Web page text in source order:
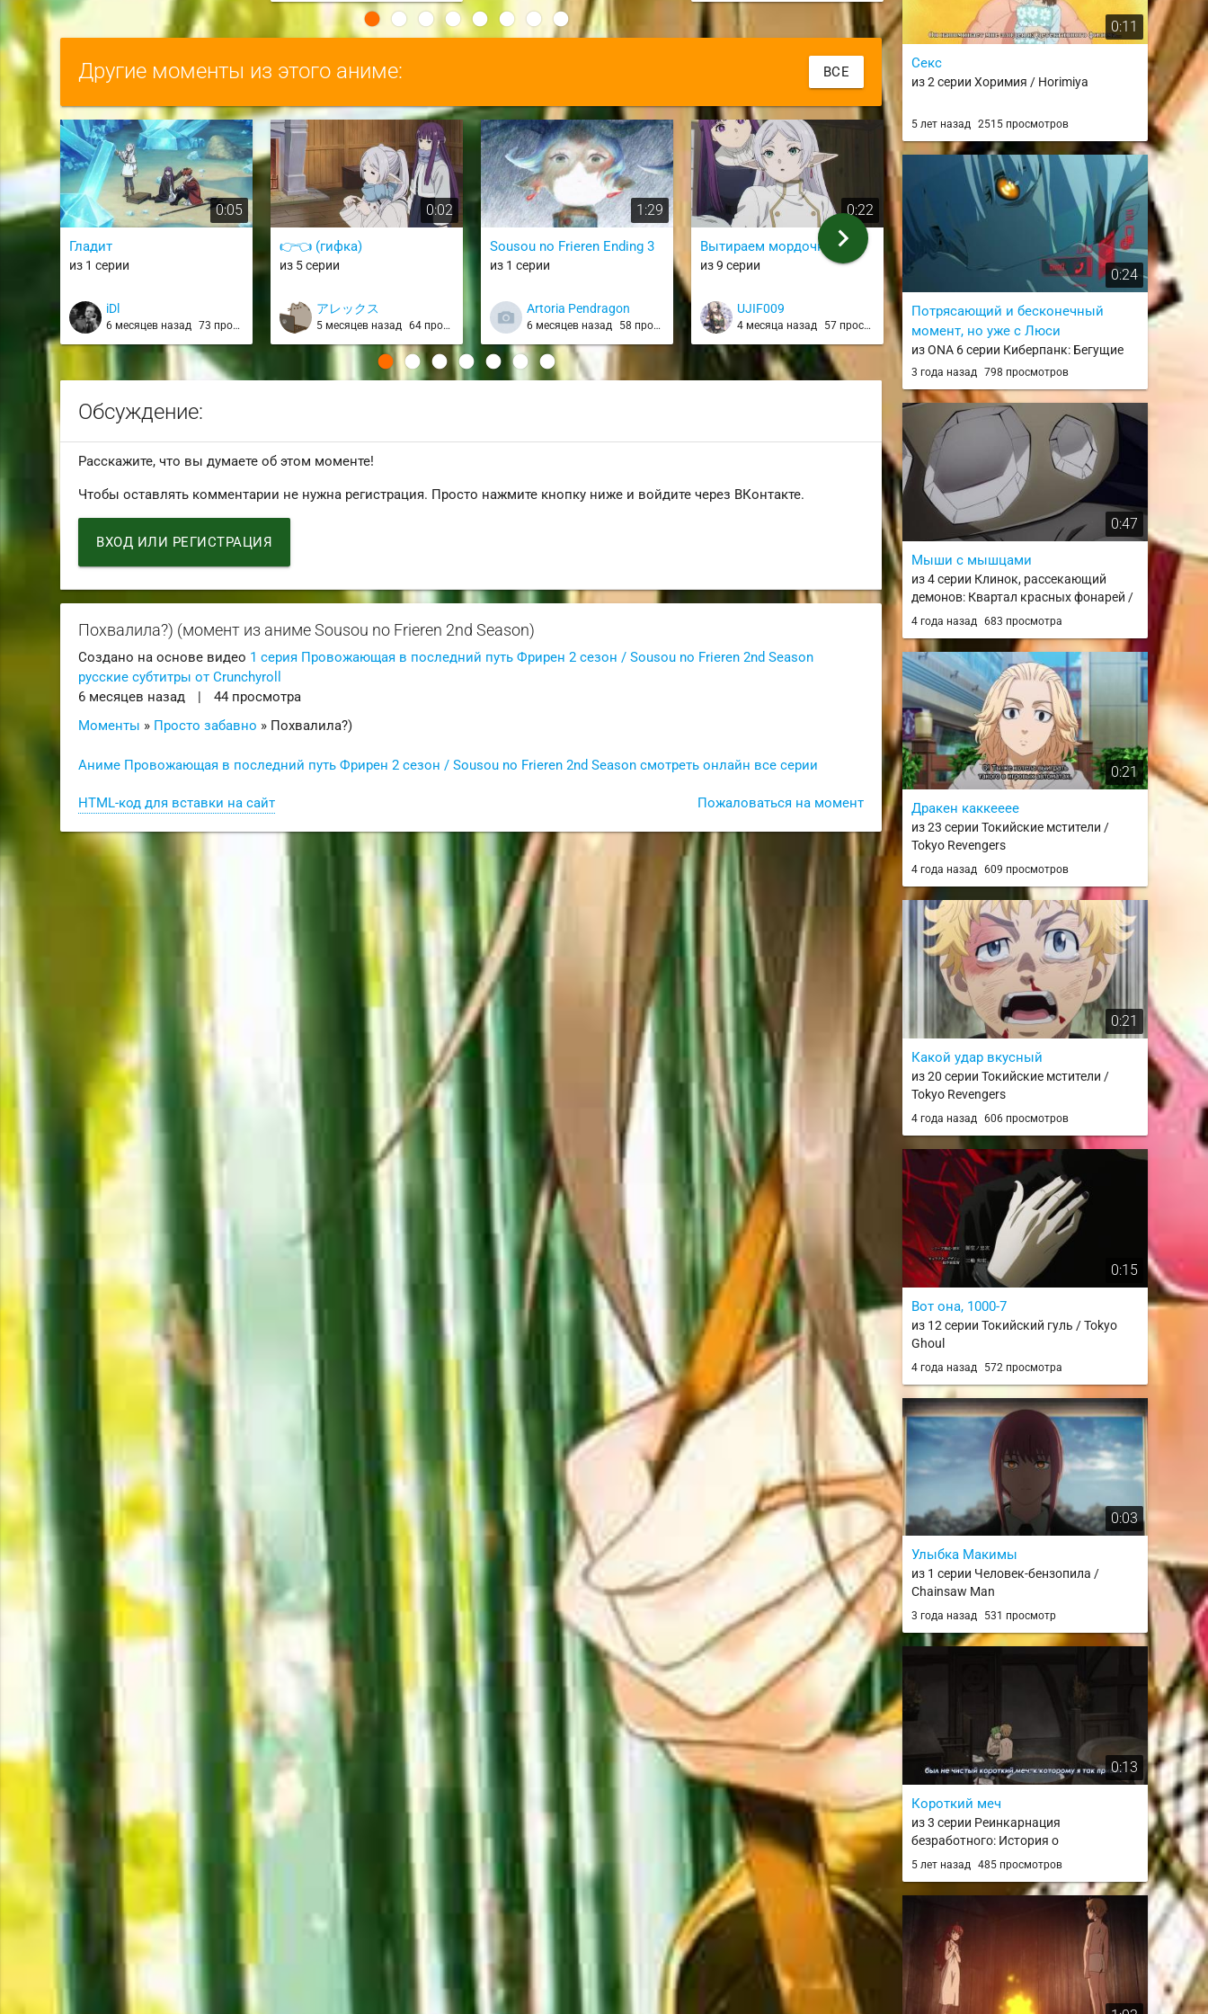
Другие моменты из этого аниме: ВСЕ
0:05
Гладит
из 1 серии
iDl
6 месяцев назад 73 просмотра
0:02
👉👈 (гифка)
из 5 серии
アレックス
5 месяцев назад 64 просмотра
1:29
Sousou no Frieren Ending 3
из 1 серии
Artoria Pendragon
6 месяцев назад 58 просмотров
0:22
Вытираем мордочку
из 9 серии
UJIF009
4 месяца назад 57 просмотров
0:35
Истеричка Фрирен
из 3 серии
semirlapid
6 месяцев назад 57 просмотров
Sousou no
Season
из 1 серии
Ponkan
chevron_right
Обсуждение:
Расскажите, что вы думаете об этом моменте!
Чтобы оставлять комментарии не нужна регистрация. Просто нажмите кнопку ниже и войдите через ВКонтакте.
ВХОД ИЛИ РЕГИСТРАЦИЯ
Похвалила?) (момент из аниме Sousou no Frieren 2nd Season)
Создано на основе видео 1 серия Провожающая в последний путь Фрирен 2 сезон / Sousou no Frieren 2nd Season
русские субтитры от Crunchyroll
6 месяцев назад
|
44 просмотра
Моменты » Просто забавно » Похвалила?)
Аниме Провожающая в последний путь Фрирен 2 сезон / Sousou no Frieren 2nd Season смотреть онлайн все серии
Пожаловаться на момент
HTML-код для вставки на сайт
0:11
Секс
из 2 серии Хоримия / Horimiya
5 лет назад 2515 просмотров
0:24
Потрясающий и бесконечный
момент, но уже с Люси
из ONA 6 серии Киберпанк: Бегущие
по краю / Cyberpunk: Edgerunners
3 года назад 798 просмотров
0:47
Мыши с мышцами
из 4 серии Клинок, рассекающий
демонов: Квартал красных фонарей /
Kimetsu no Yaiba: Yuukaku-hen
4 года назад 683 просмотра
0:21
Дракен каккееее
из 23 серии Токийские мстители /
Tokyo Revengers
4 года назад 609 просмотров
0:21
Какой удар вкусный
из 20 серии Токийские мстители /
Tokyo Revengers
4 года назад 606 просмотров
0:15
Вот она, 1000-7
из 12 серии Токийский гуль / Tokyo
Ghoul
4 года назад 572 просмотра
0:03
Улыбка Макимы
из 1 серии Человек-бензопила /
Chainsaw Man
3 года назад 531 просмотр
0:13
Короткий меч
из 3 серии Реинкарнация
безработного: История о
приключениях в другом мире /
Dasu
5 лет назад 485 просмотров